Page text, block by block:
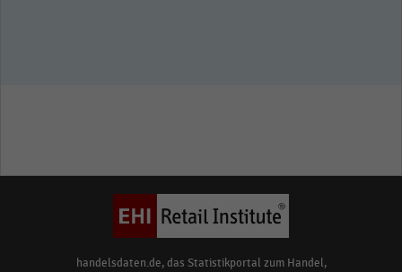
handelsdaten.de, das Statistikportal zum Handel,